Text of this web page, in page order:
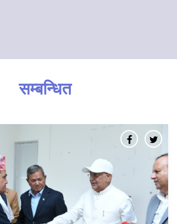
सम्बन्धित